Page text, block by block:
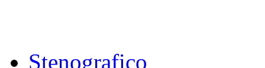
Stenografico